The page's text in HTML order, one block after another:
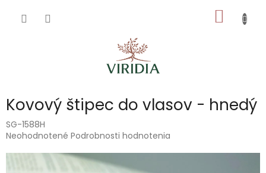
KOŠÍK
Kovový štipec do vlasov - hnedý
SG-1588H
Priemerné
je
Neohodnotené Podrobnosti hodnotenia